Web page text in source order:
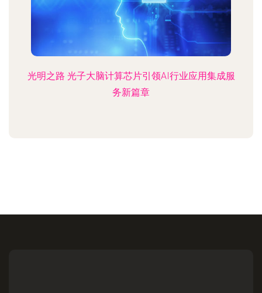
光明之路 光子大脑计算芯片引领AI行业应用集成服
务新篇章